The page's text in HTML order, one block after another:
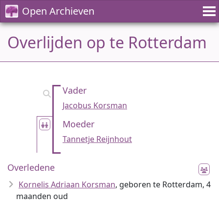
Open Archieven
Overlijden op te Rotterdam
Vader
Jacobus Korsman
Moeder
Tannetje Reijnhout
Overledene
Kornelis Adriaan Korsman, geboren te Rotterdam, 4
maanden oud